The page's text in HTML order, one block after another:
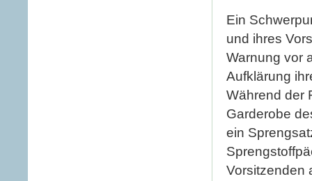
Ein
und ihres
Warnung vor
Aufklärung
Während der
Garderobe
ein
Vorsitzenden